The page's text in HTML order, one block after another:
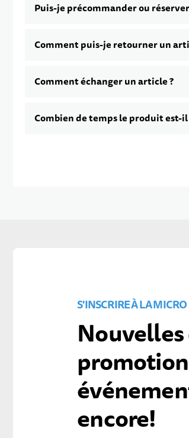
Puis-je précommander ou
Comment puis-je retourner un
Comment échanger un article ?
Combien de temps le produit est-
S'INSCRIRE À LA
encore!